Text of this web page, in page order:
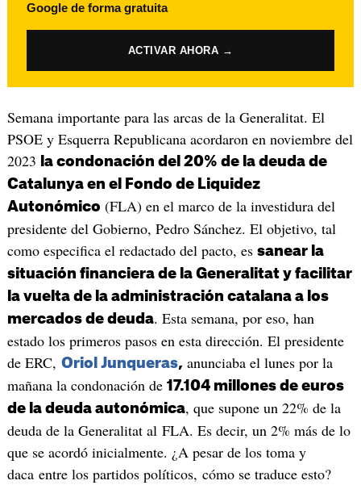
Google de forma gratuita
ACTIVAR AHORA →
Semana importante para las arcas de la Generalitat. El
PSOE y Esquerra Republicana acordaron en noviembre del
2023
la condonación del 20% de la deuda de
Catalunya en el Fondo de Liquidez
Autonómico (FLA) en el marco de la investidura del
presidente del Gobierno, Pedro Sánchez. El objetivo, tal
como especifica el redactado del pacto, es sanear la
situación financiera de la Generalitat y facilitar
la vuelta de la administración catalana a los
mercados de deuda. Esta semana, por eso, han
estado los primeros pasos en esta dirección. El presidente
de ERC, Oriol Junqueras, anunciaba el lunes por la
mañana la condonación de 17.104 millones de euros
de la deuda autonómica, que supone un 22% de la
deuda de la Generalitat al FLA. Es decir, un 2% más de lo
que se acordó inicialmente. ¿A pesar de los toma y
daca entre los partidos políticos, cómo se traduce esto?